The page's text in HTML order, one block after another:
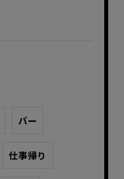
バー
仕事帰り